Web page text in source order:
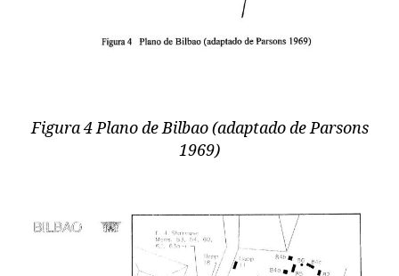
Figura 4 Plano de Bilbao (adaptado de Parsons
1969)